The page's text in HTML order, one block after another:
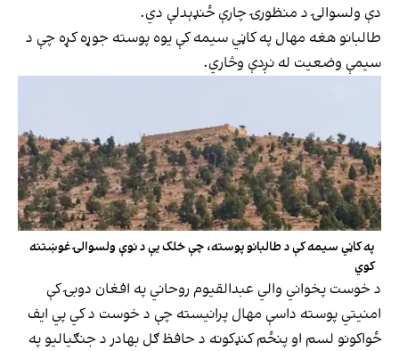
دې ولسوالۍ د منظورۍ چارې ځنډېدلې دي.
طالبانو هغه مهال په کاڼي سیمه کې یوه پوسته جوړه کړه چې د
سیمې وضعیت له نږدې وڅاري.
په کاڼي سیمه کې د طالبانو پوسته، چې خلک یې د نوې ولسوالۍ غوښتنه
کوي
د خوست پخواني والي عبدالقیوم روحاني په افغان دوبۍ کې
امنیتي پوسته داسې مهال پرانیسته چې د خوست د کي پي ایف
ځواکونو لسم او پنځم کنډکونه د حافظ ګل بهادر د جنګیالیو په